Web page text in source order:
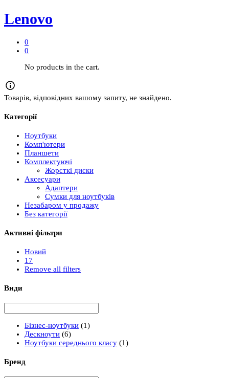
Lenovo
0
0
No products in the cart.
Товарів, відповідних вашому запиту, не знайдено.
Категорії
Ноутбуки
Комп'ютери
Планшети
Комплектуючі
Жорсткі диски
Аксесуари
Адаптери
Сумки для ноутбуків
Незабаром у продажу
Без категорії
Активні фільтри
Новий
17
Remove all filters
Види
Бізнес-ноутбуки (1)
Дескноути (6)
Ноутбуки середнього класу (1)
Бренд